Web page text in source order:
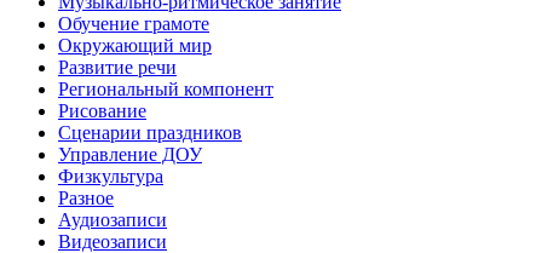
Обучение грамоте
Окружающий мир
Развитие речи
Региональный компонент
Рисование
Сценарии праздников
Управление ДОУ
Физкультура
Разное
Аудиозаписи
Видеозаписи